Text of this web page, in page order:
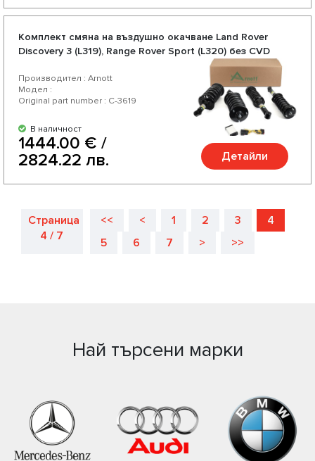
Комплект смяна на въздушно окачване Land Rover
Discovery 3 (L319), Range Rover Sport (L320) без CVD
Производител : Arnott
Модел :
Original part number : C-3619
В наличност
1444.00 € /
2824.22 лв.
Детайли
Страница
4 / 7
<< < 1 2 3
4
5
6 7 > >>
Най търсени марки